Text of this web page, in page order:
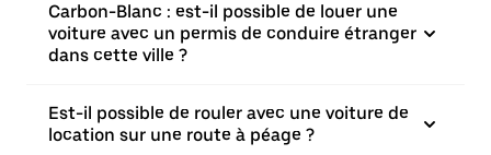
Carbon-Blanc : est-il possible de louer une
voiture avec un permis de conduire étranger
dans cette ville ?
Est-il possible de rouler avec une voiture de
location sur une route à péage ?